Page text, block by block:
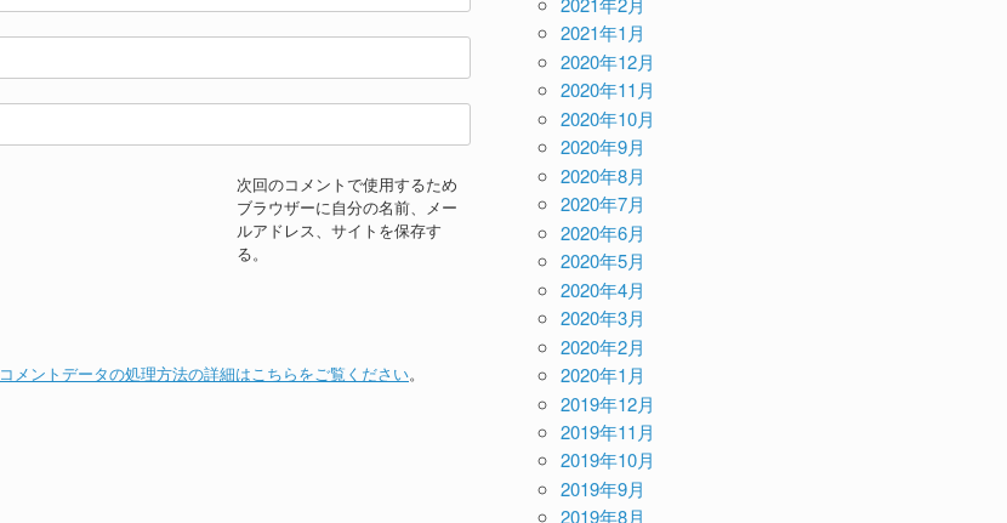
次回のコメントで使用するため
ブラウザーに自分の名前、メー
ルアドレス、サイトを保存す
る。
コメントデータの処理方法の詳細はこちらをご覧ください。
2021年1月
2020年12月
2020年11月
2020年10月
2020年9月
2020年8月
2020年7月
2020年6月
2020年5月
2020年4月
2020年3月
2020年2月
2020年1月
2019年12月
2019年11月
2019年10月
2019年9月
2019年8月